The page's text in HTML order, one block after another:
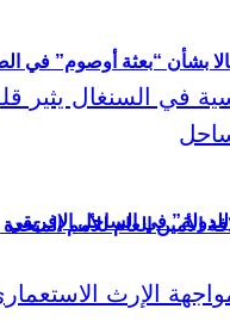
الأمين العام للأمم
للدولة” في الساحل الإفريقي